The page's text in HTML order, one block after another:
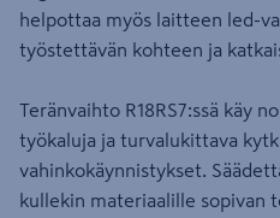
helpottaa myös laitteen led-
työstettävän kohteen ja
Teränvaihto R18RS7:ssä käy
työkaluja ja turvalukittava
vahinkokäynnistykset.
kullekin materiaalille sopivan